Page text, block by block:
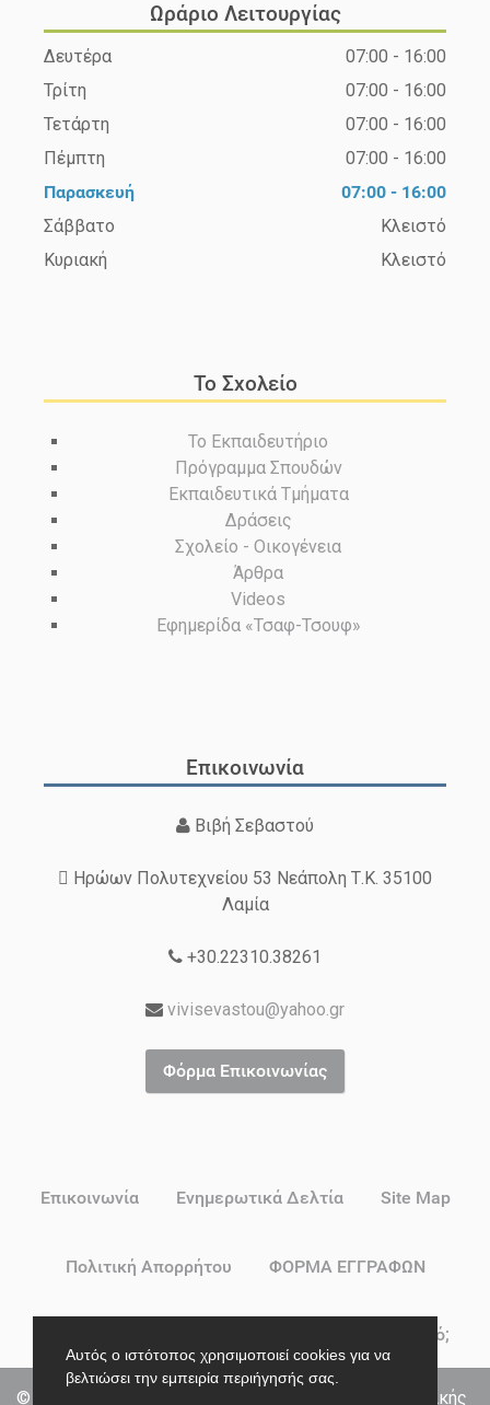
Ωράριο Λειτουργίας
Δευτέρα
07:00 - 16:00
Τρίτη
07:00 - 16:00
Τετάρτη
07:00 - 16:00
Πέμπτη
07:00 - 16:00
Παρασκευή
07:00 - 16:00
Σάββατο
Κλειστό
Κυριακή
Κλειστό
Το Σχολείο
Το Εκπαιδευτήριο
Πρόγραμμα Σπουδών
Εκπαιδευτικά Τμήματα
Δράσεις
Σχολείο - Οικογένεια
Άρθρα
Videos
Εφημερίδα «Τσαφ-Τσουφ»
Επικοινωνία
Βιβή Σεβαστού
Ηρώων Πολυτεχνείου 53 Νεάπολη Τ.Κ. 35100
Λαμία
+30.22310.38261
vivisevastou@yahoo.gr
Φόρμα Επικοινωνίας
Επικοινωνία Ενημερωτικά Δελτία Site Map
Πολιτική Απορρήτου ΦΟΡΜΑ ΕΓΓΡΑΦΩΝ
Δικαιούσαι Voucher για Βρεφικό ή Παιδικό Σταθμό;
© 2026 ΣΥΓΧΡΟΝΟ ΝΗΠΙΑΓΩΓΕΙΟ | Κέντρο Προσχολικής
Αυτός ο ιστότοπος χρησιμοποιεί cookies για να
βελτιώσει την εμπειρία περιήγησής σας.